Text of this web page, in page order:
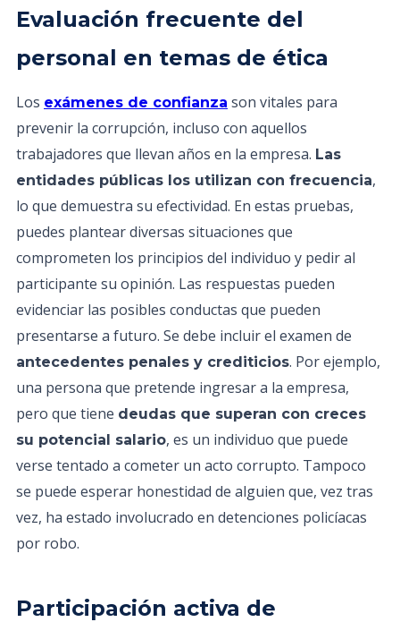
Evaluación frecuente del
personal en temas de ética
Los exámenes de confianza son vitales para
prevenir la corrupción, incluso con aquellos
trabajadores que llevan años en la empresa. Las
entidades públicas los utilizan con frecuencia,
lo que demuestra su efectividad. En estas pruebas,
puedes plantear diversas situaciones que
comprometen los principios del individuo y pedir al
participante su opinión. Las respuestas pueden
evidenciar las posibles conductas que pueden
presentarse a futuro. Se debe incluir el examen de
antecedentes penales y crediticios. Por ejemplo,
una persona que pretende ingresar a la empresa,
pero que tiene deudas que superan con creces
su potencial salario, es un individuo que puede
verse tentado a cometer un acto corrupto. Tampoco
se puede esperar honestidad de alguien que, vez tras
vez, ha estado involucrado en detenciones policíacas
por robo.
Participación activa de